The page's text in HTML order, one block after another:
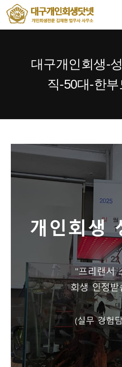
용
으
메뉴 건너뛰기
대구개인회생-
직-50대-한